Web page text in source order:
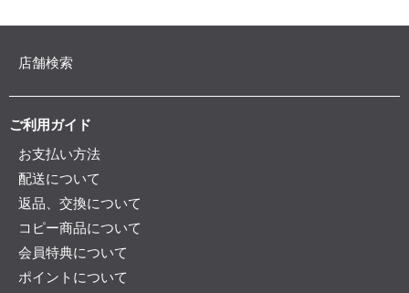
店舗検索
ご利用ガイド
お支払い方法
配送について
返品、交換について
コピー商品について
会員特典について
ポイントについて